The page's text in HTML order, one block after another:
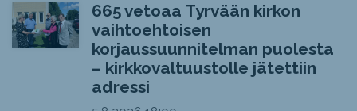
665 vetoaa Tyrvään kirkon
vaihtoehtoisen
korjaussuunnitelman puolesta
– kirkkovaltuustolle jätettiin
adressi